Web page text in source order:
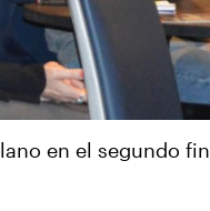
en el segundo fin